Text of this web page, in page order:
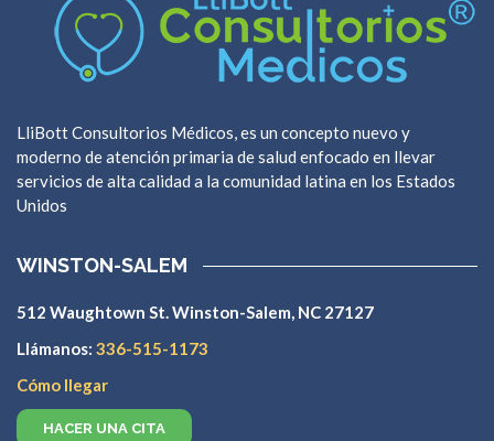
LliBott Consultorios Médicos, es un concepto nuevo y
moderno de atención primaria de salud enfocado en llevar
servicios de alta calidad a la comunidad latina en los Estados
Unidos
WINSTON-SALEM
512 Waughtown St. Winston-Salem, NC 27127
Llámanos: 336-515-1173
Cómo llegar
HACER UNA CITA